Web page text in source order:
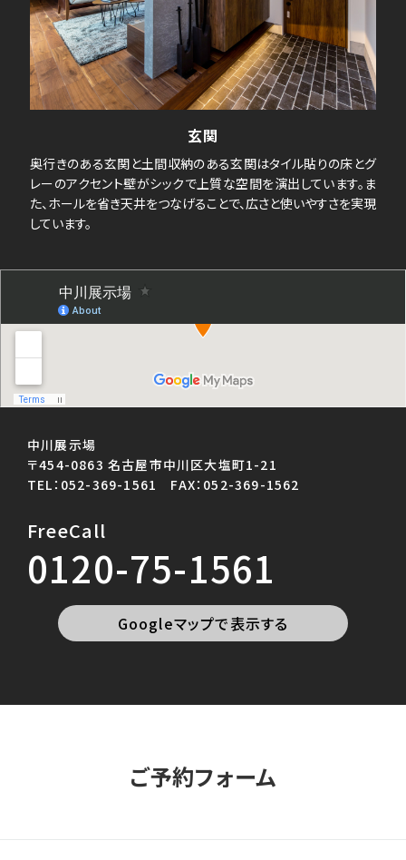
玄関
奥行きのある玄関と土間収納のある玄関はタイル貼りの床とグ
レーのアクセント壁がシックで上質な空間を演出しています。ま
た、ホールを省き天井をつなげることで、広さと使いやすさを実現
しています。
中川展示場
〒454-0863 名古屋市中川区大塩町1-21
TEL：052-369-1561 FAX：052-369-1562
FreeCall
0120-75-1561
Googleマップで表示する
ご予約フォーム